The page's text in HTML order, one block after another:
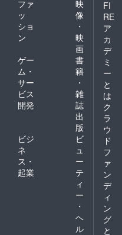
ファ
ッ
ショ
ン
映
像
・
映
画
ゲー
ム・
サー
ビス
開発
書
籍
・
雑
誌
出
版
ビジ
ネ
ス・
起業
ビ
ュ
ー
テ
ィ
ー
・
ヘ
ル
FI
RE
ア
カ
デ
ミ
ー
と
は
ク
ラ
ウ
ド
フ
ァ
ン
デ
ィ
ン
グ
と